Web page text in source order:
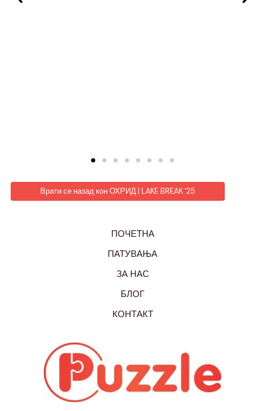
Врати се назад кон ОХРИД | LAKE BREAK '25
ПОЧЕТНА
ПАТУВАЊА
ЗА НАС
БЛОГ
КОНТАКТ